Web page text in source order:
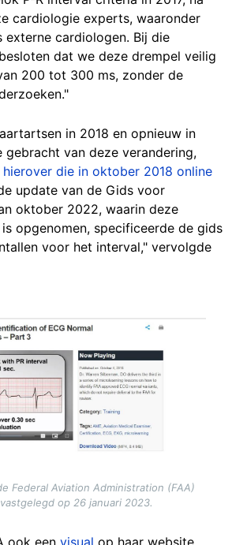
cardiologie experts, waaronder
externe cardiologen. Bij die
dat we deze drempel veilig
200 tot 300 ms, zonder de
in 2018 en opnieuw in
gebracht van deze verandering,
die in oktober 2018 online
update van de Gids voor
oktober 2022, waarin deze
opgenomen, specificeerde de gids
voor het interval," vervolgde
Federal Aviation Administration (FAA)
op 26 januari 2023.